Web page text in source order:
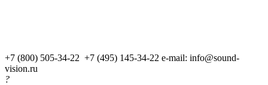
+7 (800) 505-34-22 +7 (495) 145-34-22 e-mail: info@sound-
vision.ru
?